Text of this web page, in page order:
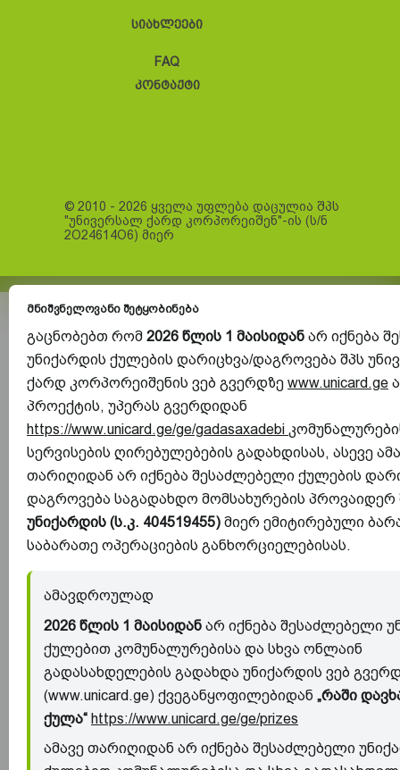
სიახლეები
FAQ
კონტაქტი
© 2010 - 2026 ყველა უფლება დაცულია შპს
"უნივერსალ ქარდ კორპორეიშენ"-ის (ს/ნ
2O24614O6) მიერ
მნიშვნელოვანი შეტყობინება
გაცნობებთ რომ 2026 წლის 1 მაისიდან არ იქნება
უნიქარდის ქულების დარიცხვა/დაგროვება შპს
ქარდ კორპორეიშენის ვებ გვერდზე www.unicard.ge
პროექტის, უპერას გვერდიდან
https://www.unicard.ge/ge/gadasaxadebi
სერვისების ღირებულებების გადახდისას, ასევე
თარიღიდან არ იქნება შესაძლებელი ქულების
დაგროვება საგადახდო მომსახურების პროვაიდერ
უნიქარდის (ს.კ. 404519455) მიერ ემიტირებული
საბარათე ოპერაციების განხორციელებისას.
ამავდროულად
2026 წლის 1 მაისიდან არ იქნება შესაძლებელი
ქულებით კომუნალურებისა და სხვა ონლაინ
გადასახდელების გადახდა უნიქარდის ვებ
(www.unicard.ge) ქვეგანყოფილებიდან „რაში
ქულა“ https://www.unicard.ge/ge/prizes
ამავე თარიღიდან არ იქნება შესაძლებელი